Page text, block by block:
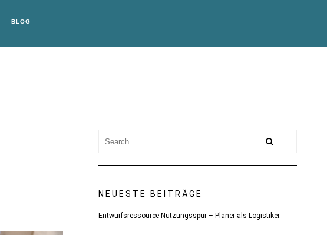
BLOG
NEUESTE BEITRÄGE
Entwurfsressource Nutzungsspur – Planer als Logistiker.